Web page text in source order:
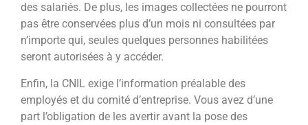
des salariés. De plus, les images collectées ne pourront
pas être conservées plus d’un mois ni consultées par
n’importe qui, seules quelques personnes habilitées
seront autorisées à y accéder.
Enfin, la CNIL exige l’information préalable des
employés et du comité d’entreprise. Vous avez d’une
part l’obligation de les avertir avant la pose des